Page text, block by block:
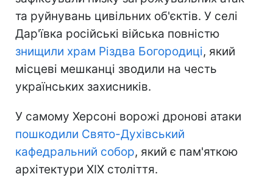
та руйнувань цивільних об'єктів. У селі
Дар'ївка російські війська повністю
знищили храм Різдва Богородиці, який
місцеві мешканці зводили на честь
українських захисників.
У самому Херсоні ворожі дронові атаки
пошкодили Свято-Духівський
кафедральний собор, який є пам'яткою
архітектури XIX століття.